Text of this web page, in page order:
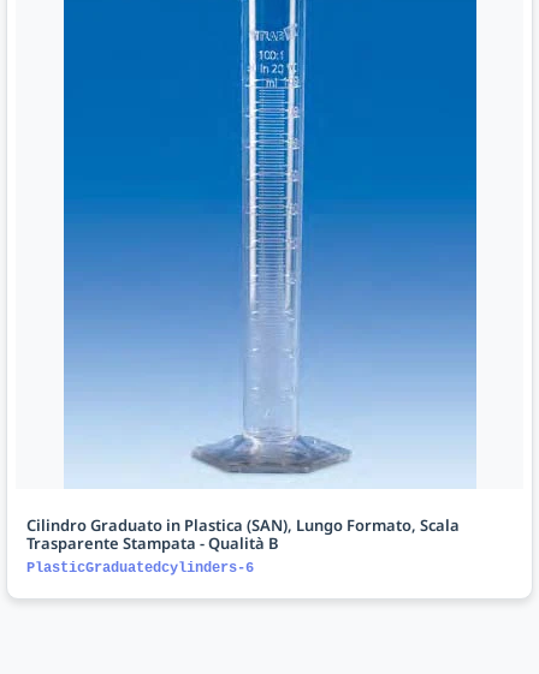
Cilindro Graduato in Plastica (SAN), Lungo Formato, Scala
Trasparente Stampata - Qualità B
PlasticGraduatedcylinders-6